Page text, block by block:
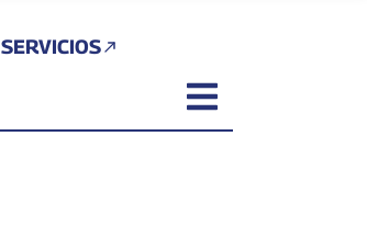
SERVICIOS